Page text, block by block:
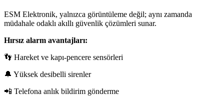
ESM Elektronik, yalnızca görüntüleme değil; aynı zamanda
müdahale odaklı akıllı güvenlik çözümleri sunar.
Hırsız alarm avantajları:
👣 Hareket ve kapı-pencere sensörleri
🔔 Yüksek desibelli sirenler
📲 Telefona anlık bildirim gönderme